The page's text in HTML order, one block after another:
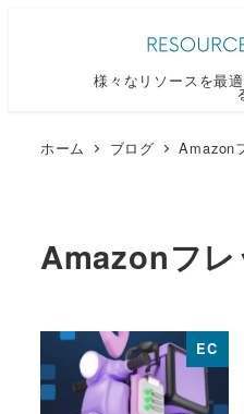
様々なリソースを最
ホーム ブログ Amazon
Amazonフレ
EC